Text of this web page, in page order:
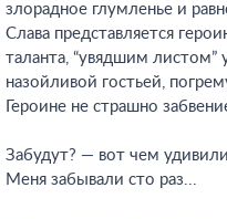
злорадное глумленье и
Слава представляется
таланта, “увядшим
назойливой гостьей,
Героине не страшно
Забудут? — вот чем
Меня забывали сто раз...